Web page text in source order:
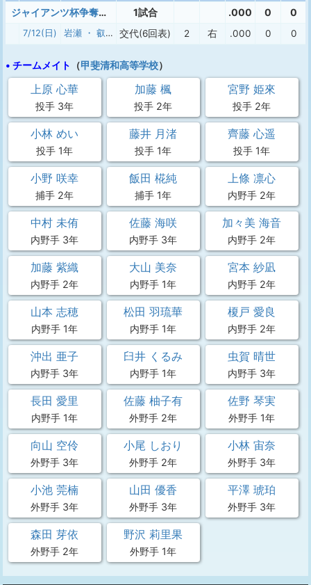
ジャイアンツ杯争奪ヴィーナスリーグ 1試合 .000 0 0
7/12(日) 岩瀬 ・ 叡明 交代(6回表) 2 右 .000 0 0
• チームメイト （甲斐清和高等学校）
上原 心華
投手 3年
加藤 楓
投手 2年
宮野 姫來
投手 2年
小林 めい
投手 1年
藤井 月渚
投手 1年
齊藤 心遥
投手 1年
小野 咲幸
捕手 2年
飯田 椛純
捕手 1年
上條 凛心
内野手 2年
中村 未侑
内野手 3年
佐藤 海咲
内野手 3年
加々美 海音
内野手 2年
加藤 紫織
内野手 2年
大山 美奈
内野手 1年
宮本 紗凪
内野手 2年
山本 志穂
内野手 1年
松田 羽琉華
内野手 1年
榎戸 愛良
内野手 2年
沖出 亜子
内野手 3年
臼井 くるみ
内野手 1年
虫賀 晴世
内野手 3年
長田 愛里
内野手 1年
佐藤 柚子有
外野手 2年
佐野 琴実
外野手 1年
向山 空伶
外野手 3年
小尾 しおり
外野手 2年
小林 宙奈
外野手 3年
小池 莞楠
外野手 3年
山田 優香
外野手 3年
平澤 琥珀
外野手 3年
森田 芽依
外野手 2年
野沢 莉里果
外野手 1年